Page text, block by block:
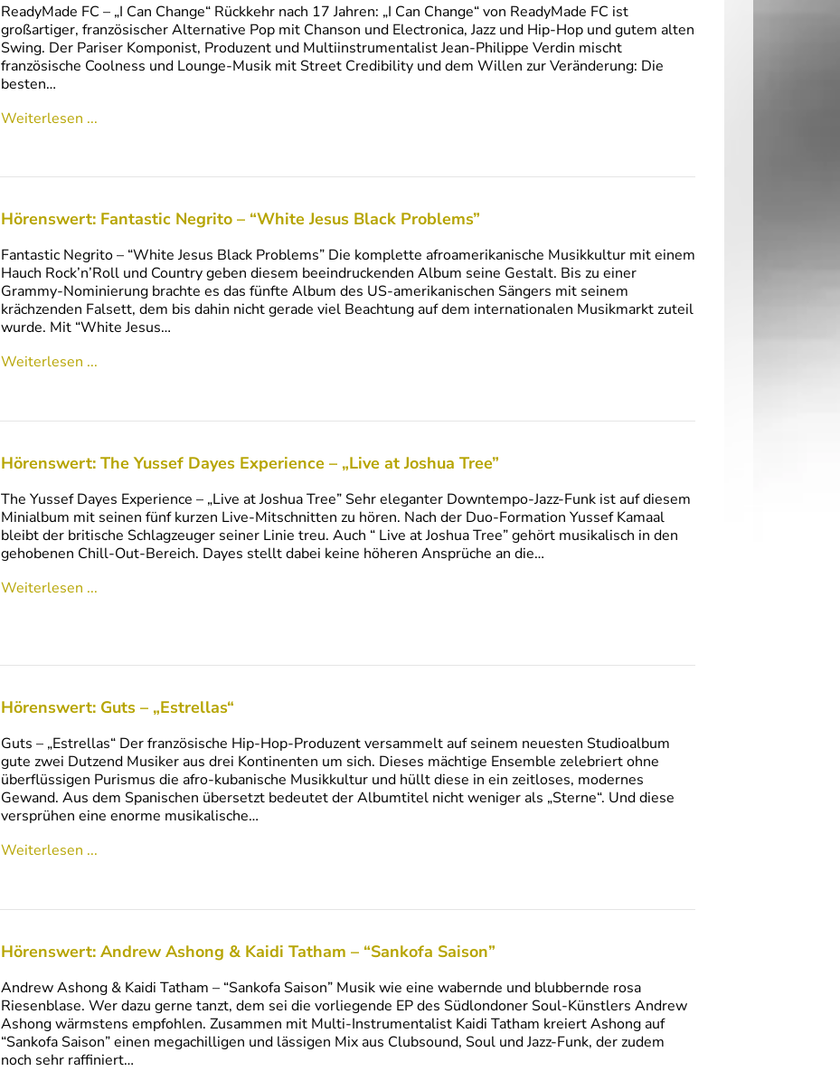
ReadyMade FC – „I Can Change“ Rückkehr nach 17 Jahren: „I Can Change“ von ReadyMade FC ist
großartiger, französischer Alternative Pop mit Chanson und Electronica, Jazz und Hip-Hop und gutem alten
Swing. Der Pariser Komponist, Produzent und Multiinstrumentalist Jean-Philippe Verdin mischt
französische Coolness und Lounge-Musik mit Street Credibility und dem Willen zur Veränderung: Die
besten…
Weiterlesen ...
Hörenswert: Fantastic Negrito – “White Jesus Black Problems”
Fantastic Negrito – “White Jesus Black Problems” Die komplette afroamerikanische Musikkultur mit einem
Hauch Rock’n’Roll und Country geben diesem beeindruckenden Album seine Gestalt. Bis zu einer
Grammy-Nominierung brachte es das fünfte Album des US-amerikanischen Sängers mit seinem
krächzenden Falsett, dem bis dahin nicht gerade viel Beachtung auf dem internationalen Musikmarkt zuteil
wurde. Mit “White Jesus…
Weiterlesen ...
Hörenswert: The Yussef Dayes Experience – „Live at Joshua Tree”
The Yussef Dayes Experience – „Live at Joshua Tree” Sehr eleganter Downtempo-Jazz-Funk ist auf diesem
Minialbum mit seinen fünf kurzen Live-Mitschnitten zu hören. Nach der Duo-Formation Yussef Kamaal
bleibt der britische Schlagzeuger seiner Linie treu. Auch “ Live at Joshua Tree” gehört musikalisch in den
gehobenen Chill-Out-Bereich. Dayes stellt dabei keine höheren Ansprüche an die…
Weiterlesen ...
Hörenswert: Guts – „Estrellas“
Guts – „Estrellas“ Der französische Hip-Hop-Produzent versammelt auf seinem neuesten Studioalbum
gute zwei Dutzend Musiker aus drei Kontinenten um sich. Dieses mächtige Ensemble zelebriert ohne
überflüssigen Purismus die afro-kubanische Musikkultur und hüllt diese in ein zeitloses, modernes
Gewand. Aus dem Spanischen übersetzt bedeutet der Albumtitel nicht weniger als „Sterne“. Und diese
versprühen eine enorme musikalische…
Weiterlesen ...
Hörenswert: Andrew Ashong & Kaidi Tatham – “Sankofa Saison”
Andrew Ashong & Kaidi Tatham – “Sankofa Saison” Musik wie eine wabernde und blubbernde rosa
Riesenblase. Wer dazu gerne tanzt, dem sei die vorliegende EP des Südlondoner Soul-Künstlers Andrew
Ashong wärmstens empfohlen. Zusammen mit Multi-Instrumentalist Kaidi Tatham kreiert Ashong auf
“Sankofa Saison” einen megachilligen und lässigen Mix aus Clubsound, Soul und Jazz-Funk, der zudem
noch sehr raffiniert…